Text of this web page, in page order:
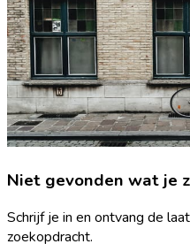
Niet gevonden wat je
Schrijf je in en ontvang de
zoekopdracht.